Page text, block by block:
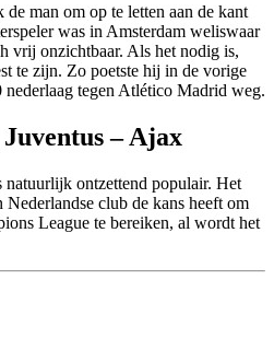
man om op te letten aan de kant
was in Amsterdam weliswaar
vrij onzichtbaar. Als het nodig is,
te zijn. Zo poetste hij in de vorige
nederlaag tegen Atlético Madrid weg.
– Ajax
natuurlijk ontzettend populair. Het
Nederlandse club de kans heeft om
League te bereiken, al wordt het